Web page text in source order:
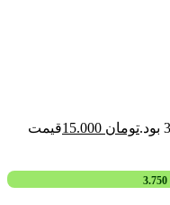
تومان
قیمت